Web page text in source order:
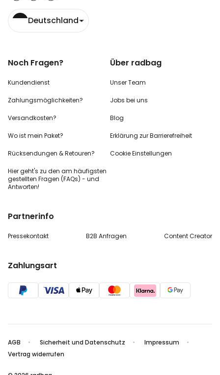
Deutschland
Noch Fragen?
Kundendienst
Zahlungsmöglichkeiten?
Versandkosten?
Wo ist mein Paket?
Rücksendungen & Retouren?
Hier geht's zu den am häufigsten
gestellten Fragen (FAQs) - und
Antworten!
Über radbag
Unser Team
Jobs bei uns
Blog
Erklärung zur Barrierefreiheit
Cookie Einstellungen
Partnerinfo
Pressekontakt B2B Anfragen Content Creator
Zahlungsart
AGB Sicherheit und Datenschutz
Impressum
Vertrag widerrufen